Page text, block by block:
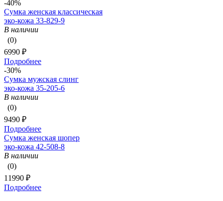
-40%
Сумка женская классическая
эко-кожа 33-829-9
В наличии
(0)
6990 ₽
Подробнее
-30%
Сумка мужская слинг
эко-кожа 35-205-6
В наличии
(0)
9490 ₽
Подробнее
Сумка женская шопер
эко-кожа 42-508-8
В наличии
(0)
11990 ₽
Подробнее